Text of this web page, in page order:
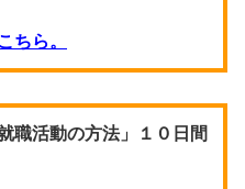
ちら。
職活動の方法」１０日間